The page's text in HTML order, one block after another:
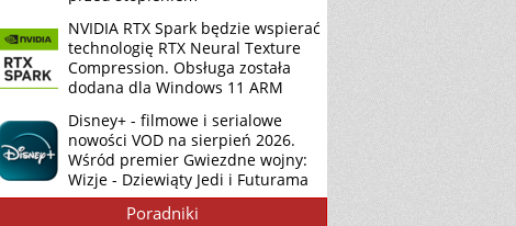
NVIDIA RTX Spark będzie wspierać
technologię RTX Neural Texture
Compression. Obsługa została
dodana dla Windows 11 ARM
Disney+ - filmowe i serialowe
nowości VOD na sierpień 2026.
Wśród premier Gwiezdne wojny:
Wizje - Dziewiąty Jedi i Futurama
Poradniki